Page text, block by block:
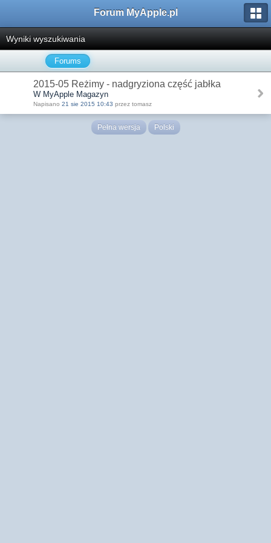
Forum MyApple.pl
Wyniki wyszukiwania
Forums
2015-05 Reżimy - nadgryziona część jabłka
W MyApple Magazyn
Napisano 21 sie 2015 10:43 przez tomasz
Pełna wersja Polski